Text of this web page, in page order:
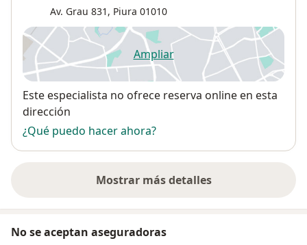
Av. Grau 831, Piura 01010
Ampliarse abre en una nueva
Disponibilidad
Este especialista no ofrece reserva online en esta
dirección
¿Qué puedo hacer ahora?
Mostrar más detalles
sobre la dirección
No se aceptan aseguradoras